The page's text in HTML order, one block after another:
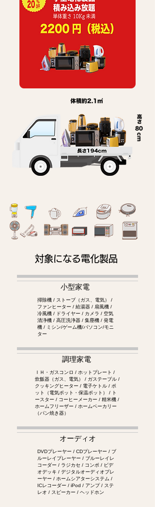
対象になる電化製品
小型家電
掃除機 / ストーブ（ガス、電気） /
ファンヒーター / 給湯器 / 扇風機 /
冷風機 / ドライヤー / カメラ / 空気
清浄機 / 高圧洗浄器 / 集塵機 / 発電
機 / ミシン/ゲーム機/パソコン/モニ
ター
調理家電
ＩＨ・ガスコンロ / ホットプレート /
炊飯器（ガス、電気） / ガステーブル /
クッキングヒーター / 電子ケトル / ポ
ット（電気ポット・保温ポット） / ト
ースター / コーヒーメーカー / 精米機 /
ホームフリーザー / ホームベーカリー
（パン焼き器）
オーディオ
DVDプレーヤー / CDプレーヤー / ブ
ルーレイプレーヤー / ブルーレイレ
コーダー / ラジカセ / コンポ / ビデ
オデッキ / デジタルオーディオプレ
ーヤー / ホームシアターシステム /
ICレコーダー / iPod / アンプ / ステ
レオ / スピーカー / ヘッドホン